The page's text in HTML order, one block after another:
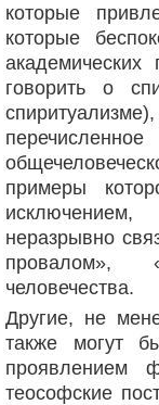
которые
которые
говорить о
примеры
неразрывно
провалом»,
человечества.
Другие, не
также могут
проявлением
теософские